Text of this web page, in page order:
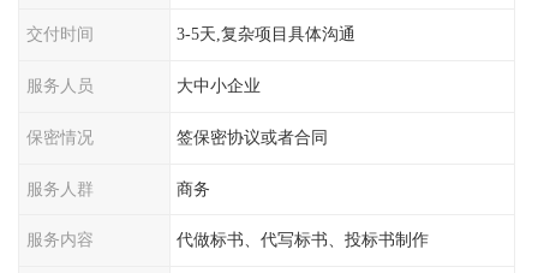
交付时间 3-5天,复杂项目具体沟通
服务人员 大中小企业
保密情况 签保密协议或者合同
服务人群 商务
服务内容 代做标书、代写标书、投标书制作